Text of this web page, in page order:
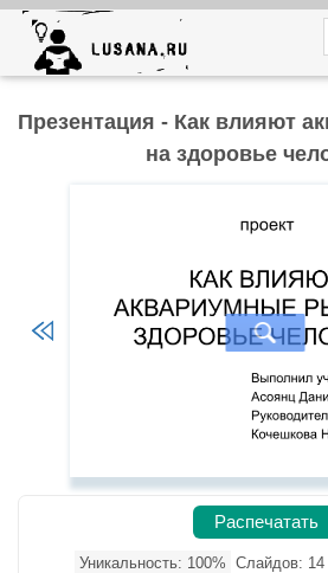
Презентация - Как влияют
на здоровье
Распечатать
Уникальность: 100% Слайдов: 14